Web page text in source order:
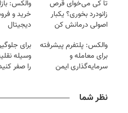
تا کی می‌خوای قرص
زانودرد بخوری؟ یکبار
اصولی درمانش کن
والکس:
خرید و
دیجیتال
والکس: پلتفرم پیشرفته
برای معامله و
سرمایه‌گذاری ایمن
برای
وسیله
را صفر
نظر شما